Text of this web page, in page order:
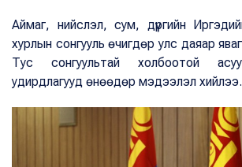
Аймаг, нийслэл, сум, дүүргийн
хурлын сонгууль өчигдөр улс даяар
Тус сонгуультай холбоотой
удирдлагууд өнөөдөр мэдээлэл хийлээ.